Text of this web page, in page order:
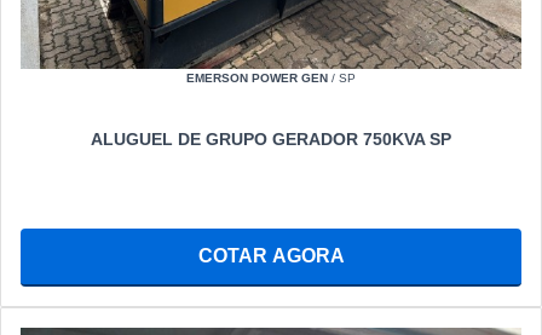
EMERSON POWER GEN / SP
ALUGUEL DE GRUPO GERADOR 750KVA SP
COTAR AGORA